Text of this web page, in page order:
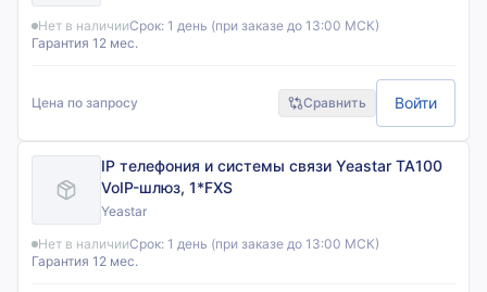
Нет в наличииСрок: 1 день (при заказе до 13:00 МСК)
Гарантия 12 мес.
Цена по запросу Сравнить Войти
IP телефония и системы связи Yeastar TA100
VoIP-шлюз, 1*FXS
Yeastar
Нет в наличииСрок: 1 день (при заказе до 13:00 МСК)
Гарантия 12 мес.